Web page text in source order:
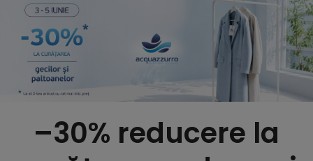
–30% reducere la